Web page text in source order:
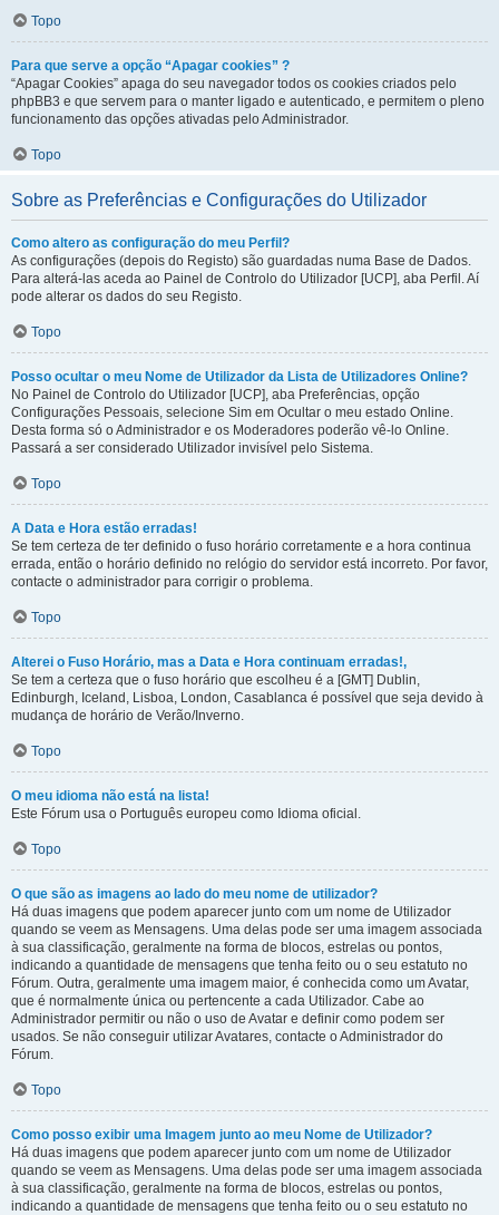
Topo
Para que serve a opção “Apagar cookies” ?
“Apagar Cookies” apaga do seu navegador todos os cookies criados pelo
phpBB3 e que servem para o manter ligado e autenticado, e permitem o pleno
funcionamento das opções ativadas pelo Administrador.
Topo
Sobre as Preferências e Configurações do Utilizador
Como altero as configuração do meu Perfil?
As configurações (depois do Registo) são guardadas numa Base de Dados.
Para alterá-las aceda ao Painel de Controlo do Utilizador [UCP], aba Perfil. Aí
pode alterar os dados do seu Registo.
Topo
Posso ocultar o meu Nome de Utilizador da Lista de Utilizadores Online?
No Painel de Controlo do Utilizador [UCP], aba Preferências, opção
Configurações Pessoais, selecione Sim em Ocultar o meu estado Online.
Desta forma só o Administrador e os Moderadores poderão vê-lo Online.
Passará a ser considerado Utilizador invisível pelo Sistema.
Topo
A Data e Hora estão erradas!
Se tem certeza de ter definido o fuso horário corretamente e a hora continua
errada, então o horário definido no relógio do servidor está incorreto. Por favor,
contacte o administrador para corrigir o problema.
Topo
Alterei o Fuso Horário, mas a Data e Hora continuam erradas!,
Se tem a certeza que o fuso horário que escolheu é a [GMT] Dublin,
Edinburgh, Iceland, Lisboa, London, Casablanca é possível que seja devido à
mudança de horário de Verão/Inverno.
Topo
O meu idioma não está na lista!
Este Fórum usa o Português europeu como Idioma oficial.
Topo
O que são as imagens ao lado do meu nome de utilizador?
Há duas imagens que podem aparecer junto com um nome de Utilizador
quando se veem as Mensagens. Uma delas pode ser uma imagem associada
à sua classificação, geralmente na forma de blocos, estrelas ou pontos,
indicando a quantidade de mensagens que tenha feito ou o seu estatuto no
Fórum. Outra, geralmente uma imagem maior, é conhecida como um Avatar,
que é normalmente única ou pertencente a cada Utilizador. Cabe ao
Administrador permitir ou não o uso de Avatar e definir como podem ser
usados. Se não conseguir utilizar Avatares, contacte o Administrador do
Fórum.
Topo
Como posso exibir uma Imagem junto ao meu Nome de Utilizador?
Há duas imagens que podem aparecer junto com um nome de Utilizador
quando se veem as Mensagens. Uma delas pode ser uma imagem associada
à sua classificação, geralmente na forma de blocos, estrelas ou pontos,
indicando a quantidade de mensagens que tenha feito ou o seu estatuto no